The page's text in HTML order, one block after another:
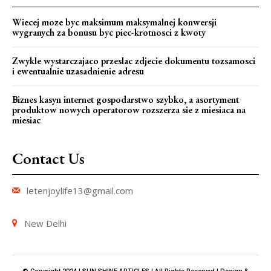
Wiecej moze byc maksimum maksymalnej konwersji
wygranych za bonusu byc piec-krotnosci z kwoty
Zwykle wystarczajaco przeslac zdjecie dokumentu tozsamosci
i ewentualnie uzasadnienie adresu
Biznes kasyn internet gospodarstwo szybko, a asortyment
produktow nowych operatorow rozszerza sie z miesiaca na
miesiac
Contact Us
letenjoylife13@gmail.com
New Delhi